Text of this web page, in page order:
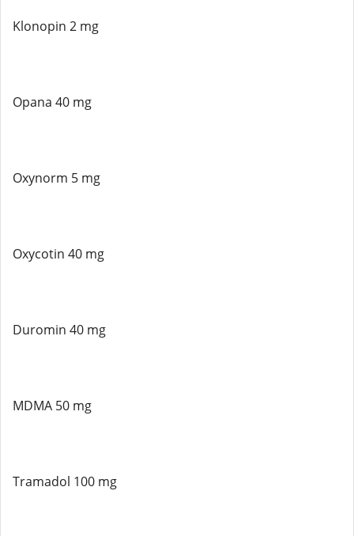
Klonopin 2 mg
Opana 40 mg
Oxynorm 5 mg
Oxycotin 40 mg
Duromin 40 mg
MDMA 50 mg
Tramadol 100 mg